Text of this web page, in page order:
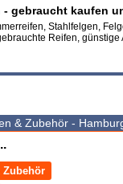
gebraucht kaufen
Stahlfelgen,
Reifen,
& Zubehör -
Zubehör